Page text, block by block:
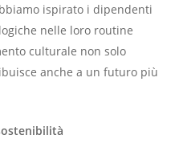
ispirato i dipendenti
nelle loro routine
culturale non solo
anche a un futuro più